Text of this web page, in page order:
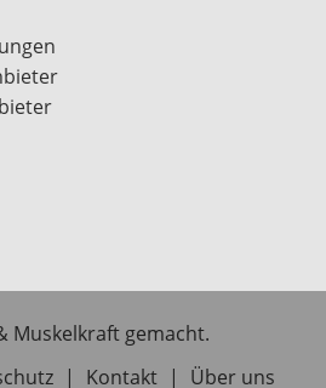
Muskelkraft gemacht.
| Kontakt | Über uns